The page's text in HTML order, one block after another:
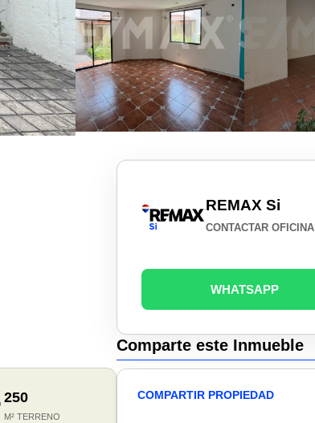
250
M² TERRENO
REMAX Si
CONTACTAR OFICINA
WHATSAPP
Comparte este Inmueble
COMPARTIR PROPIEDAD